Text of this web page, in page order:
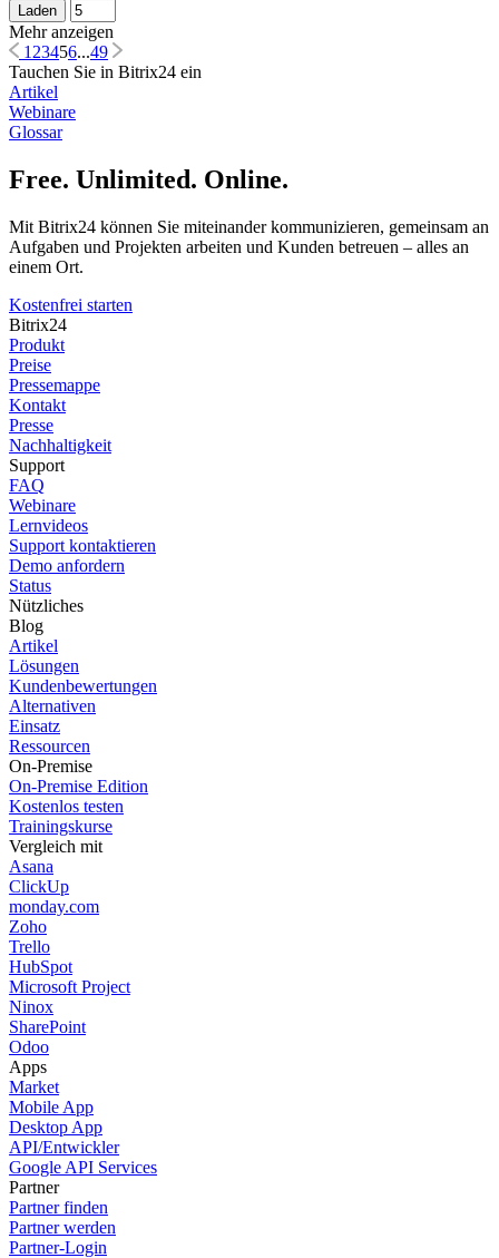
Laden
Mehr anzeigen
1 23456...49
Tauchen Sie in Bitrix24 ein
Artikel
Webinare
Glossar
Free. Unlimited. Online.
Mit Bitrix24 können Sie miteinander kommunizieren, gemeinsam an
Aufgaben und Projekten arbeiten und Kunden betreuen – alles an
einem Ort.
Kostenfrei starten
Bitrix24
Produkt
Preise
Pressemappe
Kontakt
Presse
Nachhaltigkeit
Support
FAQ
Webinare
Lernvideos
Support kontaktieren
Demo anfordern
Status
Nützliches
Blog
Artikel
Lösungen
Kundenbewertungen
Alternativen
Einsatz
Ressourcen
On-Premise
On-Premise Edition
Kostenlos testen
Trainingskurse
Vergleich mit
Asana
ClickUp
monday.com
Zoho
Trello
HubSpot
Microsoft Project
Ninox
SharePoint
Odoo
Apps
Market
Mobile App
Desktop App
API/Entwickler
Google API Services
Partner
Partner finden
Partner werden
Partner-Login